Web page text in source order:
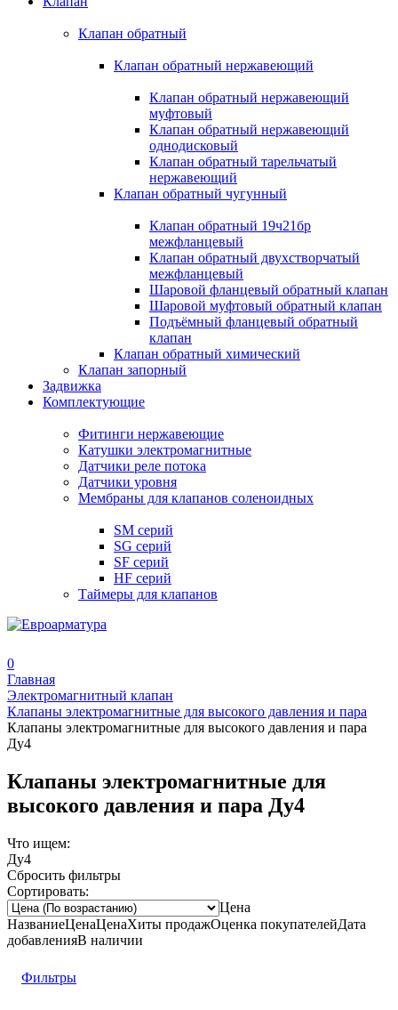
Клапан обратный
Клапан обратный нержавеющий
Клапан обратный нержавеющий
муфтовый
Клапан обратный нержавеющий
однодисковый
Клапан обратный тарельчатый
нержавеющий
Клапан обратный чугунный
Клапан обратный 19ч21бр
межфланцевый
Клапан обратный двухстворчатый
межфланцевый
Шаровой фланцевый обратный клапан
Шаровой муфтовый обратный клапан
Подъёмный фланцевый обратный
клапан
Клапан обратный химический
Клапан запорный
Задвижка
Комплектующие
Фитинги нержавеющие
Катушки электромагнитные
Датчики реле потока
Датчики уровня
Мембраны для клапанов соленоидных
SM серий
SG серий
SF серий
HF серий
Таймеры для клапанов
0
Главная
Электромагнитный клапан
Клапаны электромагнитные для высокого давления и пара
Клапаны электромагнитные для высокого давления и пара
Ду4
Клапаны электромагнитные для
высокого давления и пара Ду4
Что ищем:
Ду4
Сбросить фильтры
Сортировать:
Цена
НазваниеЦенаЦенаХиты продажОценка покупателейДата
добавленияВ наличии
Фильтры